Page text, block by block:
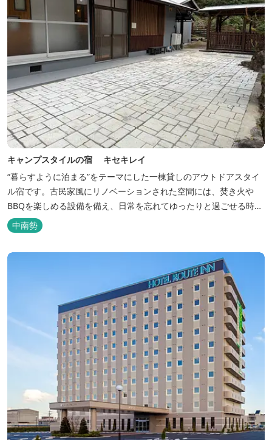
キャンプスタイルの宿 キセキレイ
“暮らすように泊まる”をテーマにした一棟貸しのアウトドアスタイ
ル宿です。古民家風にリノベーションされた空間には、焚き火や
BBQを楽しめる設備を備え、日常を忘れてゆったりと過ごせる時間
が広がります。ペット同伴も可能で、愛犬と一緒に自然を満喫でき
るのも魅力です。 【営業時間】 チェックイン 15：00（早めのチ
ェックインご希望は予約時に要相談） チェックアウト 9：00
中南勢